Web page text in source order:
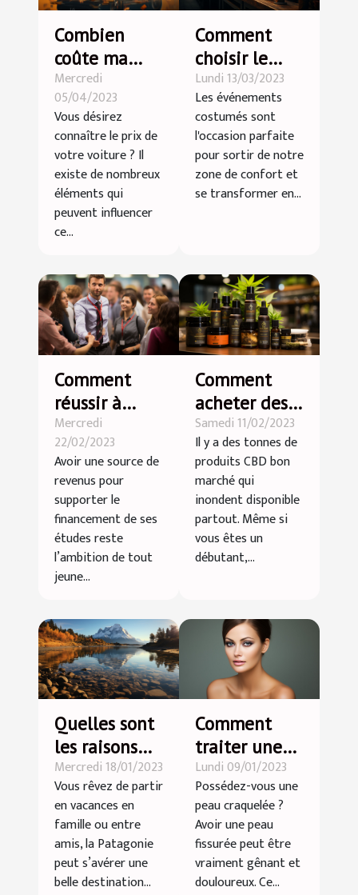
Combien
coûte ma
voiture ?
Mercredi
05/04/2023
Vous désirez
connaître le prix de
votre voiture ? Il
existe de nombreux
éléments qui
peuvent influencer
ce...
Comment
choisir le
parfait
déguisement
pour un
événement à
thème
Lundi 13/03/2023
Les événements
costumés sont
l'occasion parfaite
pour sortir de notre
zone de confort et
se transformer en...
Comment
réussir à
décrocher un
emploi pour
étudiant ?
Mercredi
22/02/2023
Avoir une source de
revenus pour
supporter le
financement de ses
études reste
l’ambition de tout
jeune...
Comment
acheter des
produits CBD
de qualité et
pas cher ?
Samedi 11/02/2023
Il y a des tonnes de
produits CBD bon
marché qui
inondent disponible
partout. Même si
vous êtes un
débutant,...
Quelles sont
les raisons
pour partir
en vacances
en Patagonie
?
Mercredi 18/01/2023
Vous rêvez de partir
en vacances en
famille ou entre
amis, la Patagonie
peut s’avérer une
belle destination...
Comment
traiter une
peau
craquelée ?
Lundi 09/01/2023
Possédez-vous une
peau craquelée ?
Avoir une peau
fissurée peut être
vraiment gênant et
douloureux. Ce...